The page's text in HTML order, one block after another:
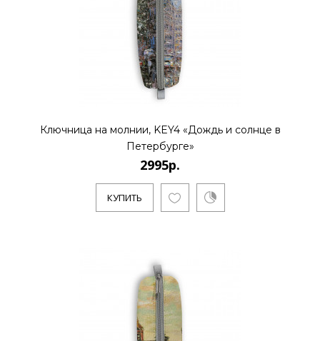
2995р.
КУПИТЬ
2995р.
КУПИТЬ
Ключница на молнии, KEY4 «Дождь и солнце в
Петербурге»
2995р.
КУПИТЬ